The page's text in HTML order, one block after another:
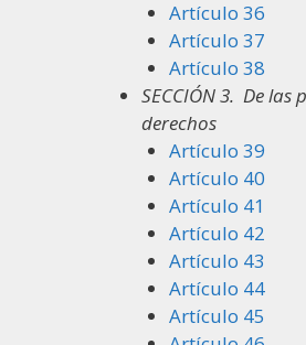
Artículo 36
Artículo 37
Artículo 38
SECCIÓN 3. De las
derechos
Artículo 39
Artículo 40
Artículo 41
Artículo 42
Artículo 43
Artículo 44
Artículo 45